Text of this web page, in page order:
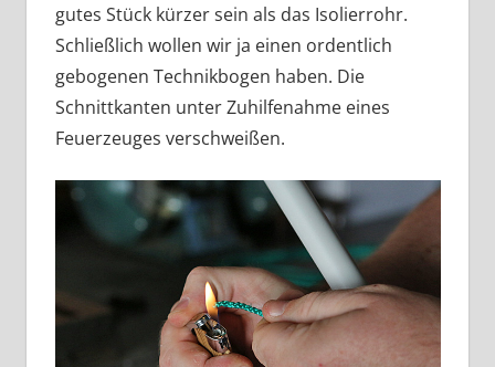
gutes Stück kürzer sein als das Isolierrohr.
Schließlich wollen wir ja einen ordentlich
gebogenen Technikbogen haben. Die
Schnittkanten unter Zuhilfenahme eines
Feuerzeuges verschweißen.